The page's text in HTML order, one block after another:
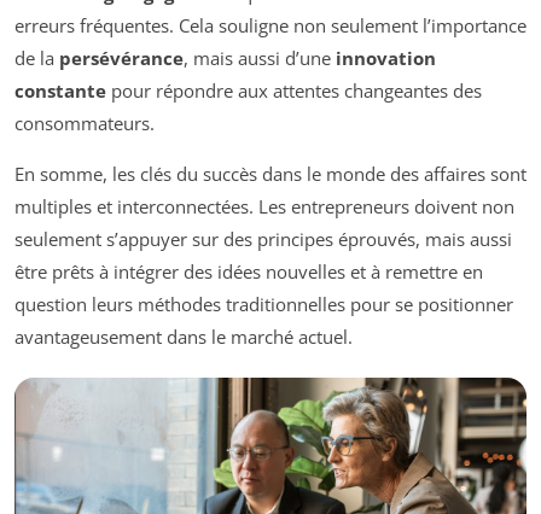
erreurs fréquentes. Cela souligne non seulement l’importance
de la persévérance, mais aussi d’une innovation
constante pour répondre aux attentes changeantes des
consommateurs.
En somme, les clés du succès dans le monde des affaires sont
multiples et interconnectées. Les entrepreneurs doivent non
seulement s’appuyer sur des principes éprouvés, mais aussi
être prêts à intégrer des idées nouvelles et à remettre en
question leurs méthodes traditionnelles pour se positionner
avantageusement dans le marché actuel.